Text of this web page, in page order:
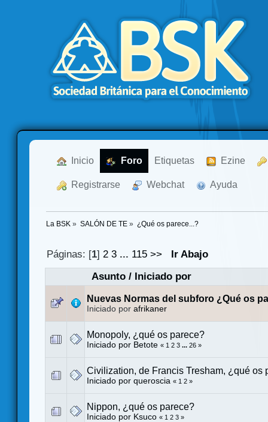
Inicio Foro Etiquetas Ezine
Registrarse Webchat Ayuda
La BSK » SALÓN DE TE » ¿Qué os parece...?
Páginas: [1]2 3 ... 115 >>
Ir Abajo
Asunto/ Iniciado por
Nuevas Normas del subforo ¿Qué os
Iniciado por afrikaner
Monopoly, ¿qué os parece?
Iniciado por Betote « 1 2 3 ... 26 »
Civilization, de Francis Tresham, ¿qué os
Iniciado por queroscia « 1 2 »
Nippon, ¿qué os parece?
Iniciado por Ksuco « 1 2 3 »